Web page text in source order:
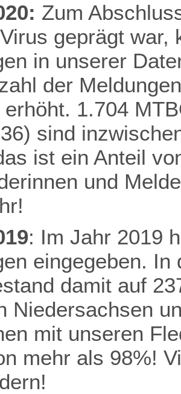
Zum
geprägt war,
in unserer
der
1.704
sind
ist ein Anteil
und
: Im Jahr 2019
eingegeben.
damit auf
Niedersachsen
mit unseren
mehr als 98%!